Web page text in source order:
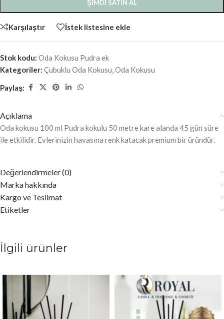
ŞIMDI SATIN AL
Karşılaştır İstek listesine ekle
Stok kodu: Oda Kokusu Pudra ek
Kategoriler: Çubuklu Oda Kokusu,Oda Kokusu
Paylaş:
Açıklama
Oda kokusu 100 ml Pudra kokulu 50 metre kare alanda 45 gün süre
ile etkilidir. Evlerinizin havasına renk katacak premium bir üründür.
Değerlendirmeler (0)
Marka hakkında
Kargo ve Teslimat
Etiketler
İlgili ürünler